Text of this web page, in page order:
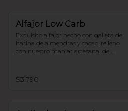
Alfajor Low Carb
Exquisito alfajor hecho con galleta de
harina de almendras y cacao, relleno
con nuestro manjar artesanal de
con alulosa.
$3.790